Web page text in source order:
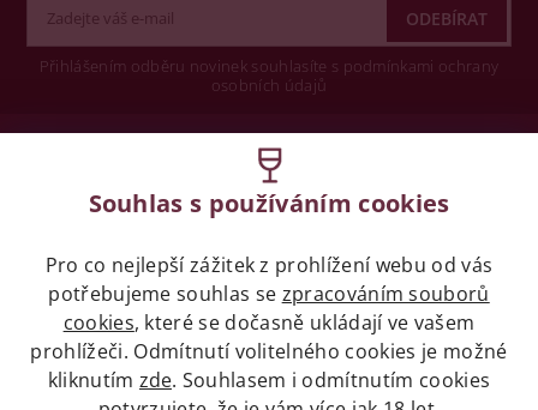
Přihlášením odběru novinek souhlasíte s podmínkami ochrany
osobních údajů
Legislativa
Zákaz prodeje alkoholických nápojů osobám
mladších 18 let.
Naše služby
Souhlas s používáním cookies
Pro co nejlepší zážitek z prohlížení webu od vás
potřebujeme souhlas se zpracováním souborů
cookies, které se dočasně ukládají ve vašem
prohlížeči. Odmítnutí volitelného cookies je možné
kliknutím zde. Souhlasem i odmítnutím cookies